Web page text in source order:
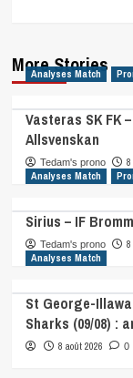
More Stories
Analyses Match
Vasteras SK FK
Allsvenskan
Tedam's prono 8
Analyses Match
Sirius – IF
Tedam's prono 8
Analyses Match
St George-
Sharks (09/08) :
8 août 2026 0